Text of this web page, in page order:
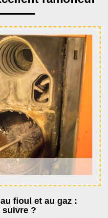
fioul et au gaz :
suivre ?